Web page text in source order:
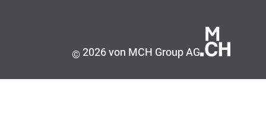
©2026 von MCH Group AG